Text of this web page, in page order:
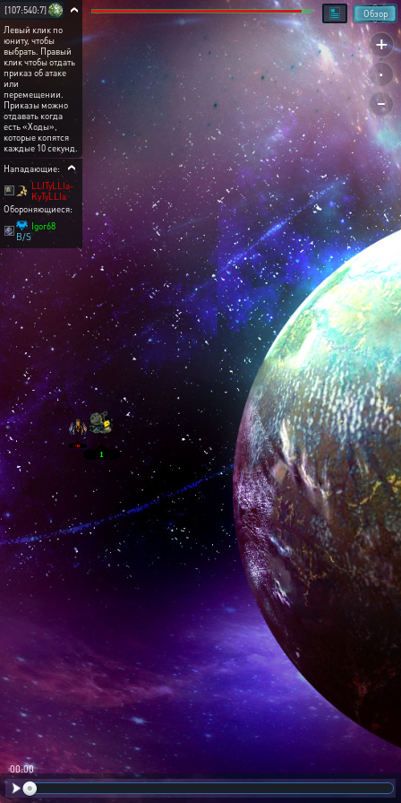
+
.
-
Обзор
[107:540:7]
Левый клик по
юниту, чтобы
выбрать. Правый
клик чтобы отдать
приказ об атаке
или
перемещении.
Приказы можно
отдавать когда
есть «Ходы»,
которые копятся
каждые 10 секунд.
Нападающие:
LLITyLLIa-
KyTyLLIa
Обороняющиеся:
Igor68
B/S
00:01